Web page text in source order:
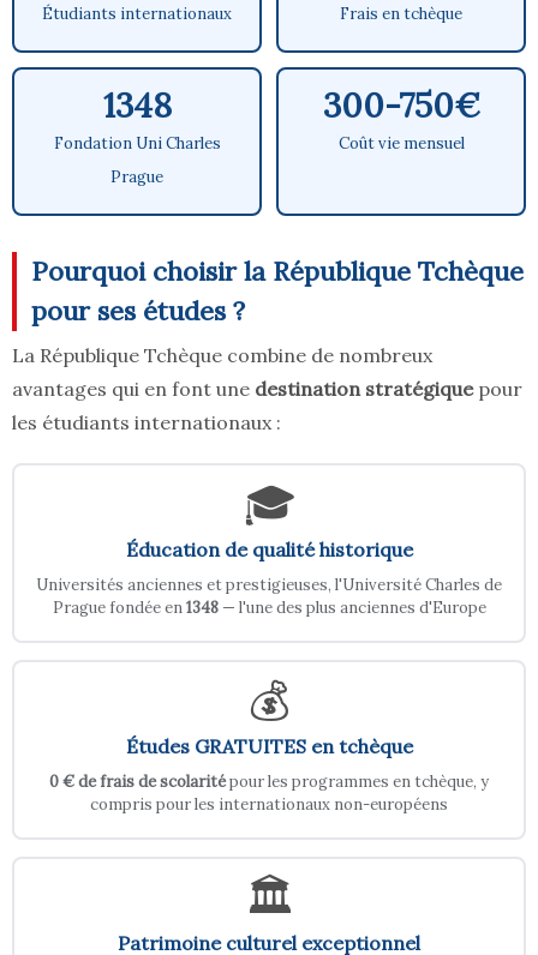
Étudiants internationaux Frais en tchèque
1348
Fondation Uni Charles
Prague
300-750€
Coût vie mensuel
Pourquoi choisir la République Tchèque
pour ses études ?
La République Tchèque combine de nombreux
avantages qui en font une destination stratégiquepour
les étudiants internationaux :
🎓
Éducation de qualité historique
Universités anciennes et prestigieuses, l'Université Charles de
Prague fondée en1348— l'une des plus anciennes d'Europe
💰
Études GRATUITES en tchèque
0 € de frais de scolaritépour les programmes en tchèque, y
compris pour les internationaux non-européens
🏛️
Patrimoine culturel exceptionnel